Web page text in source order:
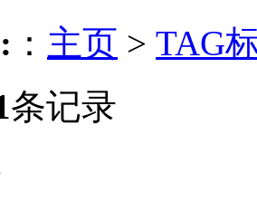
： 主页 > TAG
条记录